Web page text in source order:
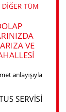
TÜM
VE
anlayışıyla
SERVISI